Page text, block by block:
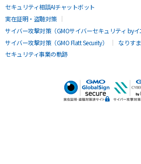
セキュリティ相談AIチャットボット
実在証明・盗聴対策
サイバー攻撃対策（GMOサイバーセキュリティ byイ
サイバー攻撃対策（GMO Flatt Security）
なりす
セキュリティ事業の軌跡